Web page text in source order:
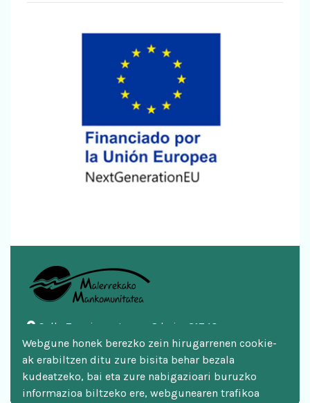
Calle Zazpigurutze nº 2 bajo, 31740
Doneztebe/Santesteban
948 451 746 | 948 451 669
mankomunitatea@malerreka.eus
Webgune honek berezko zein hirugarrenen cookie-
ak erabiltzen ditu zure bisita behar bezala
kudeatzeko, bai eta zure nabigazioari buruzko
informazioa biltzeko ere, webgunearen trafikoa